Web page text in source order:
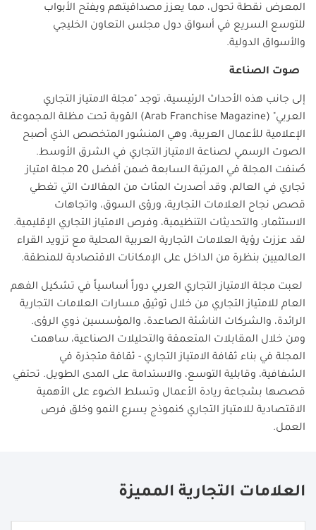
المعرض نقطة تحول، مما يعزز مصداقيتهم ويفتح الأبواب
للتوسع السريع في أسواق دول مجلس التعاون الخليجي
والأسواق الدولية.
صوت الصناعة
إلى جانب هذه الأحداث الرئيسية، توجد "مجلة الامتياز التجاري
العربي" (Arab Franchise Magazine) القوية تحت مظلة المجموعة
الإعلامية للأعمال العربية، وهي المنشور المتخصص الذي أصبح
الصوت الرسمي لصناعة الامتياز التجاري في الشرق الأوسط.
صُنفت المجلة في المرتبة السابعة ضمن أفضل 20 مجلة امتياز
تجاري في العالم، وقد أصدرت المئات من المقالات التي تغطي
قصص نجاح العلامات التجارية، ورؤى السوق، واتجاهات
الاستثمار، والتحديثات التنظيمية، وفرص الامتياز التجاري الإقليمية.
لقد عززت رؤية العلامات التجارية العربية المحلية مع تزويد القراء
العالميين بنظرة من الداخل على الإمكانات الاقتصادية للمنطقة.
لعبت مجلة الامتياز التجاري العربي دوراً أساسياً في تشكيل الفهم
العام للامتياز التجاري من خلال توثيق مسارات العلامات التجارية
الرائدة، والشركات الناشئة الصاعدة، والمؤسسين ذوي الرؤى.
ومن خلال المقابلات المتعمقة والتحليلات الصناعية، ساهمت
المجلة في بناء ثقافة الامتياز التجاري - ثقافة متجذرة في
الشفافية، وقابلية التوسع، والاستدامة على المدى الطويل. تحتفي
قصصها بشجاعة ريادة الأعمال وتسلط الضوء على الأهمية
الاقتصادية للامتياز التجاري كنموذج يسرع النمو وخلق فرص
العمل.
العلامات التجارية المميزة